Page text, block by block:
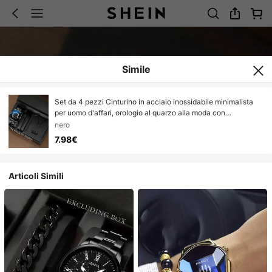
Simile
Set da 4 pezzi Cinturino in acciaio inossidabile minimalista
per uomo d'affari, orologio al quarzo alla moda con
calendario, quadrante rotondo, set di accessori eleganti,
adatto per pendolarismo quotidiano, ottimo regalo di
compleanno
nero
7.98€
Articoli Simili